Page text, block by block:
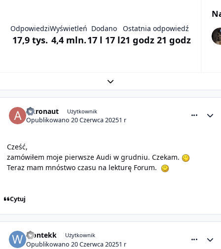
Odpowiedzi
17,9 tys.
Wyświetleń
4,4 mln.
Dodano
17 l 17 l
Ostatnia odpowiedź
21 godz 21 godz
Rozwiń podsumowanie tematu
Akronaut Użytkownik
Opublikowano20 Czerwca 20251 r
Cześć,
zamówiłem moje pierwsze Audi w grudniu. Czekam.
Teraz mam mnóstwo czasu na lekturę Forum.
Cytuj
wontekk Użytkownik
Opublikowano20 Czerwca 20251 r